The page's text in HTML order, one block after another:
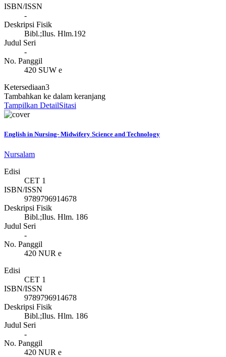
ISBN/ISSN
-
Deskripsi Fisik
Bibl.;Ilus. Hlm.192
Judul Seri
-
No. Panggil
420 SUW e
Ketersediaan3
Tambahkan ke dalam keranjang
Tampilkan DetailSitasi
English in Nursing- Midwifery Science and Technology
Nursalam
Edisi
CET 1
ISBN/ISSN
9789796914678
Deskripsi Fisik
Bibl.;Ilus. Hlm. 186
Judul Seri
-
No. Panggil
420 NUR e
Edisi
CET 1
ISBN/ISSN
9789796914678
Deskripsi Fisik
Bibl.;Ilus. Hlm. 186
Judul Seri
-
No. Panggil
420 NUR e